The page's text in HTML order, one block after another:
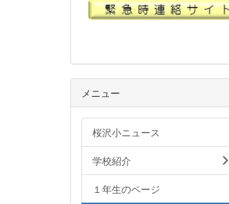
メニュー
桜沢小ニュース
学校紹介
１年生のページ